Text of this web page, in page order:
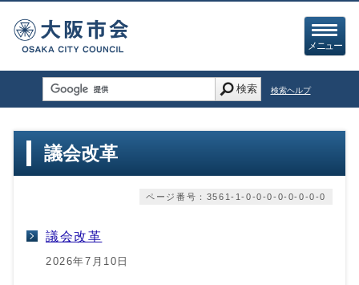
メニュー
検索 検索ヘルプ
議会改革
ページ番号：3561-1-0-0-0-0-0-0-0-0
議会改革
2026年7月10日